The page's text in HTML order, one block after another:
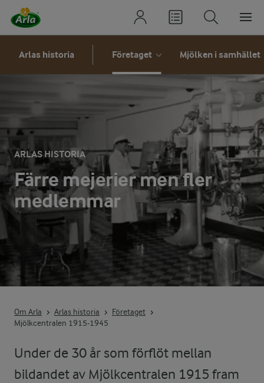
Arlas historia Företaget Mjölken i samhället
ARLAS HISTORIA
Färre mejerier men fler
medlemmar
Om Arla Arlas historia
Företaget
Mjölkcentralen 1915-1945
Under de 30 år som förflöt mellan
bildandet av Mjölkcentralen 1915 fram